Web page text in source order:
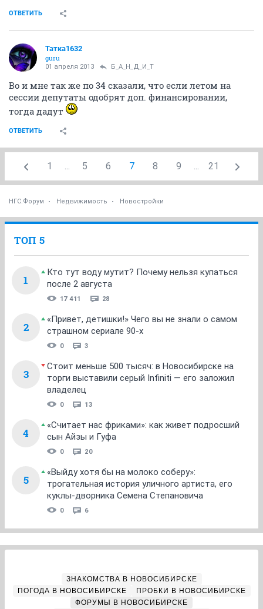
ОТВЕТИТЬ
Татка1632
guru
01 апреля 2013 Б_А_Н_Д_И_Т
Во и мне так же по 34 сказали, что если летом на
сессии депутаты одобрят доп. финансировании,
тогда дадут
ОТВЕТИТЬ
1 ... 5 6 7 8 9 ... 21
НГС.Форум Недвижимость Новостройки
ТОП 5
1
Кто тут воду мутит? Почему нельзя купаться
после 2 августа
17 411 28
2
«Привет, детишки!» Чего вы не знали о самом
страшном сериале 90-х
0 3
3
Стоит меньше 500 тысяч: в Новосибирске на
торги выставили серый Infiniti — его заложил
владелец
0 13
4
«Считает нас фриками»: как живет подросший
сын Айзы и Гуфа
0 20
5
«Выйду хотя бы на молоко соберу»:
трогательная история уличного артиста, его
куклы-дворника Семена Степановича
0 6
ЗНАКОМСТВА В НОВОСИБИРСКЕ
ПОГОДА В НОВОСИБИРСКЕ
ПРОБКИ В НОВОСИБИРСКЕ
ФОРУМЫ В НОВОСИБИРСКЕ